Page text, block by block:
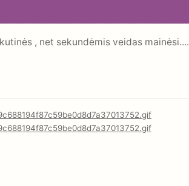
, net sekundėmis veidas mainėsi....